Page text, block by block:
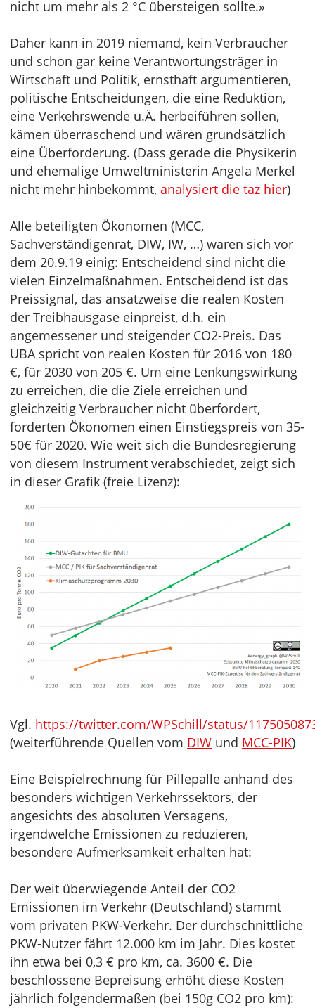
nicht um mehr als 2 °C übersteigen sollte.»
Daher kann in 2019 niemand, kein Verbraucher
und schon gar keine Verantwortungsträger in
Wirtschaft und Politik, ernsthaft argumentieren,
politische Entscheidungen, die eine Reduktion,
eine Verkehrswende u.Ä. herbeiführen sollen,
kämen überraschend und wären grundsätzlich
eine Überforderung. (Dass gerade die Physikerin
und ehemalige Umweltministerin Angela Merkel
nicht mehr hinbekommt, analysiert die taz hier)
Alle beteiligten Ökonomen (MCC,
Sachverständigenrat, DIW, IW, …) waren sich vor
dem 20.9.19 einig: Entscheidend sind nicht die
vielen Einzelmaßnahmen. Entscheidend ist das
Preissignal, das ansatzweise die realen Kosten
der Treibhausgase einpreist, d.h. ein
angemessener und steigender CO2-Preis. Das
UBA spricht von realen Kosten für 2016 von 180
€, für 2030 von 205 €. Um eine Lenkungswirkung
zu erreichen, die die Ziele erreichen und
gleichzeitig Verbraucher nicht überfordert,
forderten Ökonomen einen Einstiegspreis von 35-
50€ für 2020. Wie weit sich die Bundesregierung
von diesem Instrument verabschiedet, zeigt sich
in dieser Grafik (freie Lizenz):
Vgl. https://twitter.com/WPSchill/status/
(weiterführende Quellen vom DIW und MCC-PIK)
Eine Beispielrechnung für Pillepalle anhand des
besonders wichtigen Verkehrssektors, der
angesichts des absoluten Versagens,
irgendwelche Emissionen zu reduzieren,
besondere Aufmerksamkeit erhalten hat:
Der weit überwiegende Anteil der CO2
Emissionen im Verkehr (Deutschland) stammt
vom privaten PKW-Verkehr. Der durchschnittliche
PKW-Nutzer fährt 12.000 km im Jahr. Dies kostet
ihn etwa bei 0,3 € pro km, ca. 3600 €. Die
beschlossene Bepreisung erhöht diese Kosten
jährlich folgendermaßen (bei 150g CO2 pro km):